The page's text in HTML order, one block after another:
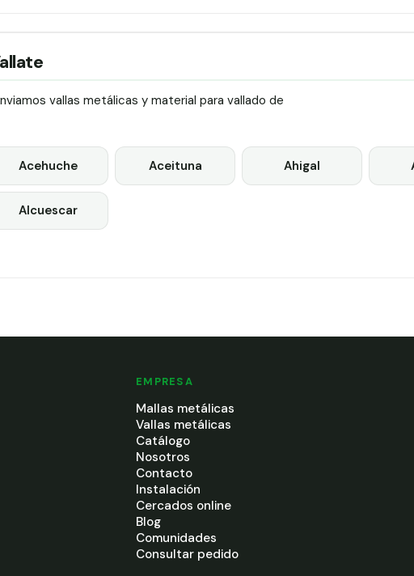
vallas metálicas y material para vallado de
Acehuche Aceituna Ahigal
Alcuescar
EMPRESA
Mallas metálicas
Vallas metálicas
Catálogo
Nosotros
Contacto
Instalación
Cercados online
Blog
Comunidades
Consultar pedido